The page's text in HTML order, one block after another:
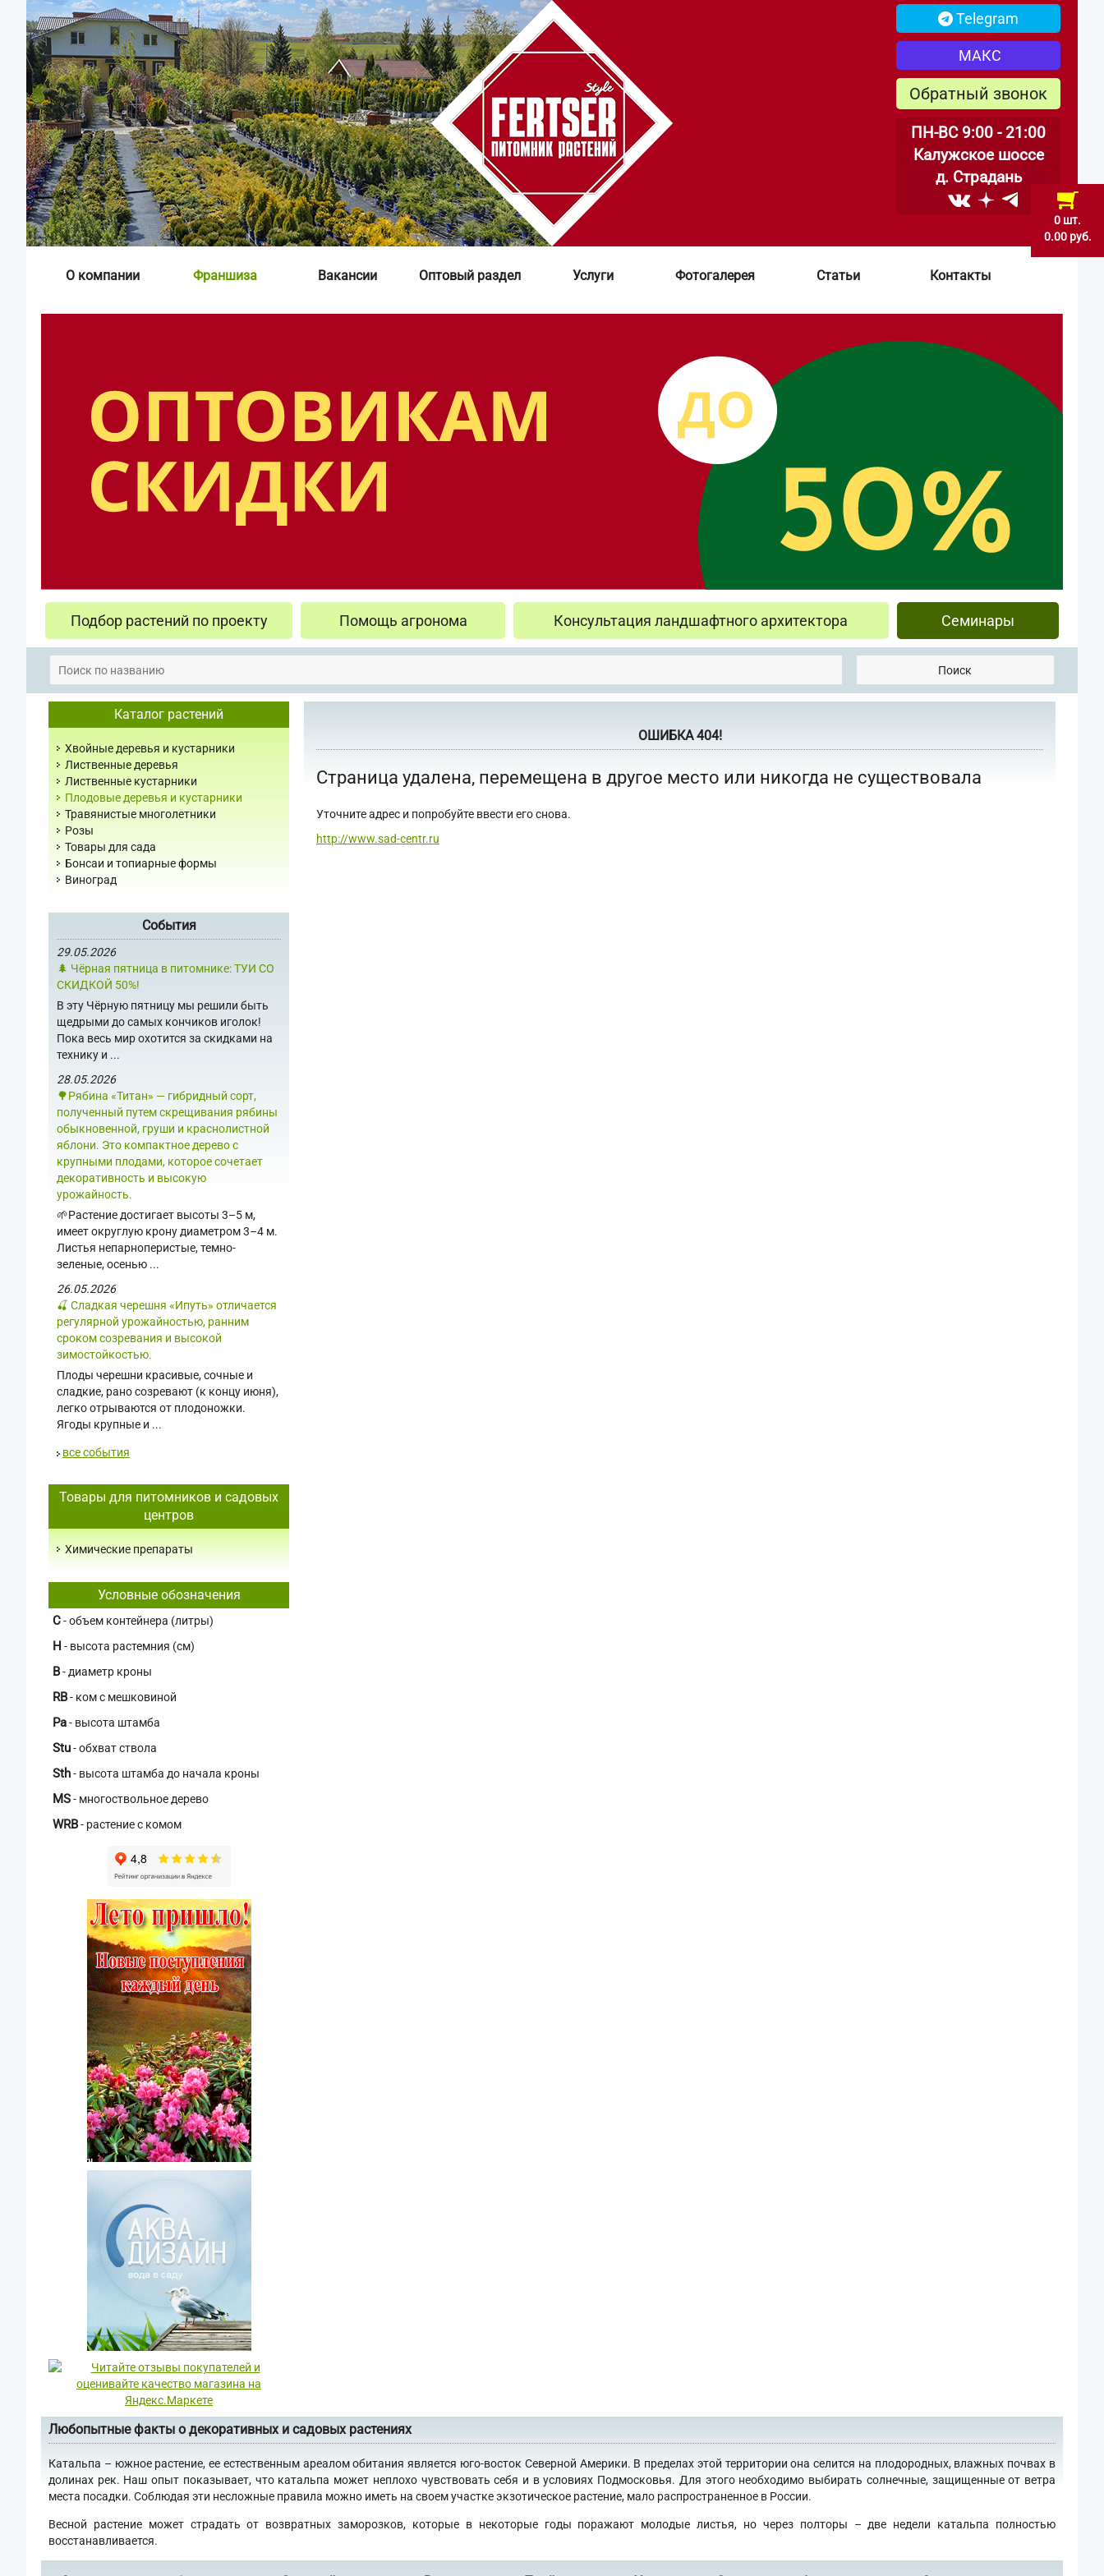
0 шт.
0.00 руб.
Telegram
МАКС
Обратный звонок
ПН-ВС 9:00 - 21:00
Калужское шоссе
д. Страдань
О компании Франшиза Вакансии Оптовый раздел Услуги Фотогалерея Статьи Контакты
Подбор растений по проекту Помощь агронома Консультация ландшафтного архитектора Семинары
Поиск
Каталог растений
Хвойные деревья и кустарники
Лиственные деревья
Лиственные кустарники
Плодовые деревья и кустарники
Травянистые многолетники
Розы
Товары для сада
Бонсаи и топиарные формы
Виноград
События
29.05.2026
🌲 Чёрная пятница в питомнике: ТУИ СО
СКИДКОЙ 50%!
В эту Чёрную пятницу мы решили быть
щедрыми до самых кончиков иголок!
Пока весь мир охотится за скидками на
технику и ...
28.05.2026
🌳Рябина «Титан» — гибридный сорт,
полученный путем скрещивания рябины
обыкновенной, груши и краснолистной
яблони. Это компактное дерево с
крупными плодами, которое сочетает
декоративность и высокую
урожайность.
🌱Растение достигает высоты 3–5 м,
имеет округлую крону диаметром 3–4 м.
Листья непарноперистые, темно-
зеленые, осенью ...
26.05.2026
🍒 Сладкая черешня «Ипуть» отличается
регулярной урожайностью, ранним
сроком созревания и высокой
зимостойкостью.
Плоды черешни красивые, сочные и
сладкие, рано созревают (к концу июня),
легко отрываются от плодоножки.
Ягоды крупные и ...
все события
Товары для питомников и садовых
центров
Химические препараты
Условные обозначения
C- объем контейнера (литры)
H - высота растемния (см)
В- диаметр кроны
RB- ком с мешковиной
Pa- высота штамба
Stu- обхват ствола
Sth- высота штамба до начала кроны
MS- многоствольное дерево
WRB- растение с комом
ОШИБКА 404!
Страница удалена, перемещена в другое место или никогда не существовала
Уточните адрес и попробуйте ввести его снова.
http://www.sad-centr.ru
Любопытные факты о декоративных и садовых растениях
Катальпа – южное растение, ее естественным ареалом обитания является юго-восток Северной Америки. В пределах этой территории она селится на плодородных, влажных почвах в
долинах рек. Наш опыт показывает, что катальпа может неплохо чувствовать себя и в условиях Подмосковья. Для этого необходимо выбирать солнечные, защищенные от ветра
места посадки. Соблюдая эти несложные правила можно иметь на своем участке экзотическое растение, мало распространенное в России.
Весной растение может страдать от возвратных заморозков, которые в некоторые годы поражают молодые листья, но через полторы – две недели катальпа полностью
восстанавливается.